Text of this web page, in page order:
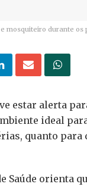
mosquiteiro durante os
estar alerta
ideal
quanto
Saúde orienta